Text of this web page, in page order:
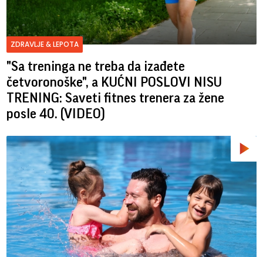
ZDRAVLJE & LEPOTA
"Sa treninga ne treba da izađete
četvoronoške", a KUĆNI POSLOVI NISU
TRENING: Saveti fitnes trenera za žene
posle 40. (VIDEO)